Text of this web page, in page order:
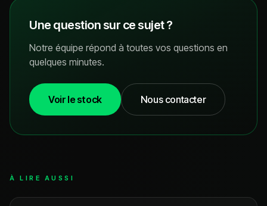
Une question sur ce sujet ?
Notre équipe répond à toutes vos questions en
quelques minutes.
Voir le stock Nous contacter
À LIRE AUSSI